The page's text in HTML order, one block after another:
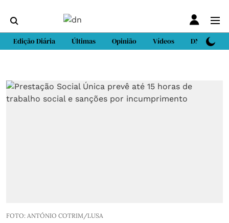
Edição Diária Últimas Opinião Vídeos DN Sport
FOTO: ANTÓNIO COTRIM/LUSA